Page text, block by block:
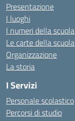
Presentazione
I luoghi
I numeri della scuola
Le carte della scuola
Organizzazione
La storia
I Servizi
Personale scolastico
Percorsi di studio